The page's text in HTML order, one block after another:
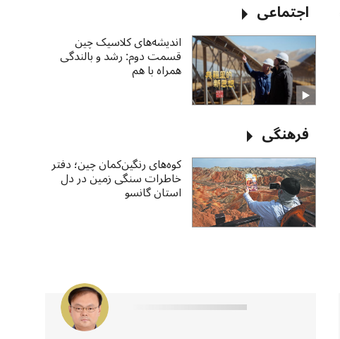
اجتماعی
اندیشه‌های کلاسیک چین
قسمت دوم: رشد و بالندگی
همراه با هم
فرهنگی
کوه‌های رنگین‌کمان چین؛ دفتر
خاطرات سنگی زمین در دل
استان گانسو